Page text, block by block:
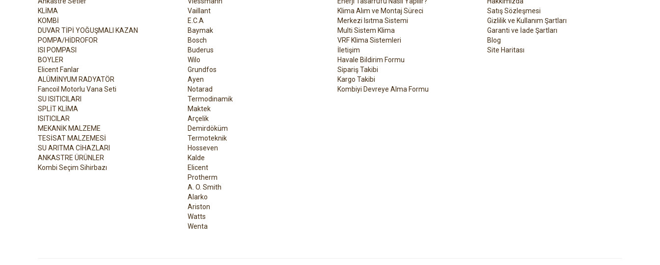
KLİMA
KOMBİ
DUVAR TİPİ YOĞUŞMALI KAZAN
POMPA/HİDROFOR
ISI POMPASI
BOYLER
Elicent Fanlar
ALÜMİNYUM RADYATÖR
Fancoil Motorlu Vana Seti
SU ISITICILARI
SPLİT KLİMA
ISITICILAR
MEKANİK MALZEME
TESİSAT MALZEMESİ
SU ARITMA CİHAZLARI
ANKASTRE ÜRÜNLER
Kombi Seçim Sihirbazı
Vaillant
E.C.A
Baymak
Bosch
Buderus
Wilo
Grundfos
Ayen
Notarad
Termodinamik
Maktek
Arçelik
Demirdöküm
Termoteknik
Hosseven
Kalde
Elicent
Protherm
A. O. Smith
Alarko
Ariston
Watts
Wenta
Klima Alım ve Montaj Süreci
Merkezi Isıtma Sistemi
Multi Sistem Klima
VRF Klima Sistemleri
İletişim
Havale Bildirim Formu
Sipariş Takibi
Kargo Takibi
Kombiyi Devreye Alma Formu
Satış Sözleşmesi
Gizlilik ve Kullanım Şartları
Garanti ve İade Şartları
Blog
Site Haritası